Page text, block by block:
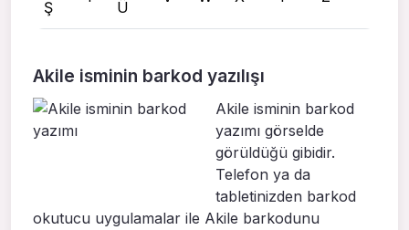
Ş
Ü
Akile isminin barkod yazılışı
Akile isminin barkod
yazımı görselde
görüldüğü gibidir.
Telefon ya da
tabletinizden barkod
okutucu uygulamalar ile Akile barkodunu